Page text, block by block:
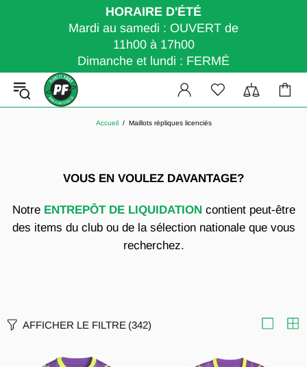
HORAIRE D'ÉTÉ
Mardi au samedi : OUVERT de
11h00 à 17h00
Dimanche et lundi : FERMÉ
Accueil Maillots répliques licenciés
VOUS EN VOULEZ DAVANTAGE?
Notre ENTREPÔT DE LIQUIDATIONcontient peut-être
des items du club ou de la sélection nationale que vous
recherchez.
AFFICHER LE FILTRE (342)